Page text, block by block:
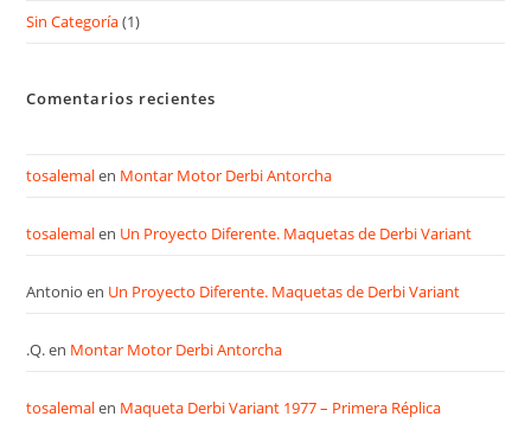
Sin Categoría(1)
Comentarios recientes
tosalemalen Montar Motor Derbi Antorcha
tosalemalen Un Proyecto Diferente. Maquetas de Derbi Variant
Antonio en Un Proyecto Diferente. Maquetas de Derbi Variant
.Q.en Montar Motor Derbi Antorcha
tosalemalen Maqueta Derbi Variant 1977 – Primera Réplica